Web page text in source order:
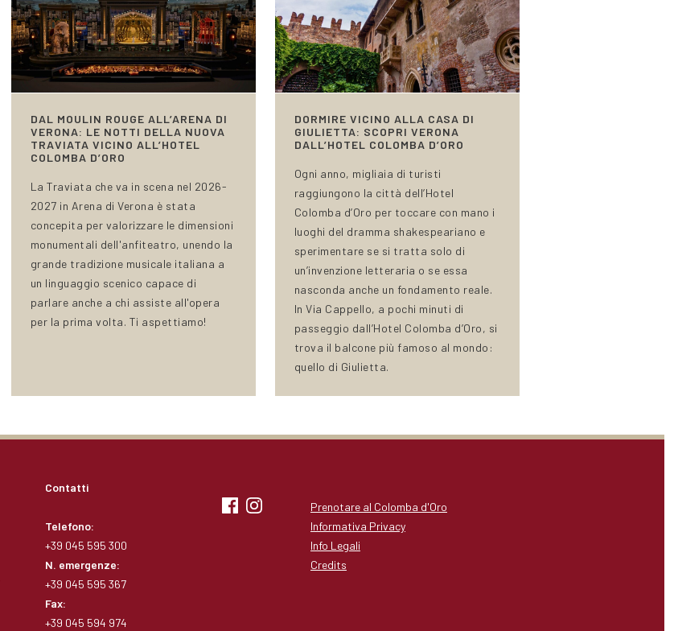
DAL MOULIN ROUGE ALL’ARENA DI
VERONA: LE NOTTI DELLA NUOVA
TRAVIATA VICINO ALL’HOTEL
COLOMBA D’ORO
La Traviata che va in scena nel 2026-
2027 in Arena di Verona è stata
concepita per valorizzare le dimensioni
monumentali dell'anfiteatro, unendo la
grande tradizione musicale italiana a
un linguaggio scenico capace di
parlare anche a chi assiste all'opera
per la prima volta. Ti aspettiamo!
DORMIRE VICINO ALLA CASA DI
GIULIETTA: SCOPRI VERONA
DALL’HOTEL COLOMBA D’ORO
Ogni anno, migliaia di turisti
raggiungono la città dell’Hotel
Colomba d’Oro per toccare con mano i
luoghi del dramma shakespeariano e
sperimentare se si tratta solo di
un’invenzione letteraria o se essa
nasconda anche un fondamento reale.
In Via Cappello, a pochi minuti di
passeggio dall’Hotel Colomba d’Oro, si
trova il balcone più famoso al mondo:
quello di Giulietta.
Contatti
Telefono:
+39 045 595 300
N. emergenze:
+39 045 595 367
Fax:
+39 045 594 974
Prenotare al Colomba d'Oro
Informativa Privacy
Info Legali
Credits